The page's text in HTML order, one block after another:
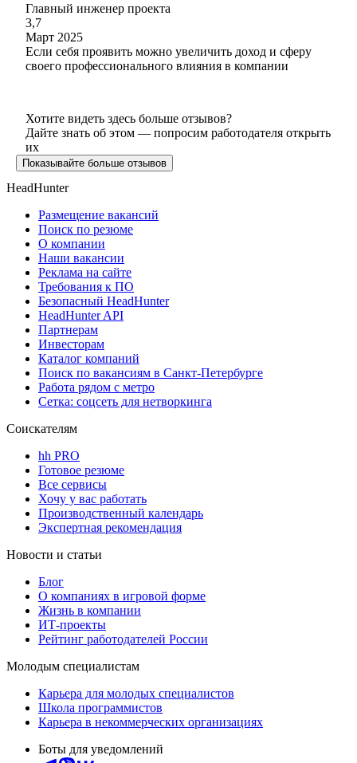
Главный инженер проекта
3,7
Март 2025
Если себя проявить можно увеличить доход и сферу
своего профессионального влияния в компании
Хотите видеть здесь больше отзывов?
Дайте знать об этом — попросим работодателя открыть
их
Показывайте больше отзывов
HeadHunter
Размещение вакансий
Поиск по резюме
О компании
Наши вакансии
Реклама на сайте
Требования к ПО
Безопасный HeadHunter
HeadHunter API
Партнерам
Инвесторам
Каталог компаний
Поиск по вакансиям в Санкт-Петербурге
Работа рядом с метро
Сетка: соцсеть для нетворкинга
Соискателям
hh PRO
Готовое резюме
Все сервисы
Хочу у вас работать
Производственный календарь
Экспертная рекомендация
Новости и статьи
Блог
О компаниях в игровой форме
Жизнь в компании
ИТ-проекты
Рейтинг работодателей России
Молодым специалистам
Карьера для молодых специалистов
Школа программистов
Карьера в некоммерческих организациях
Боты для уведомлений